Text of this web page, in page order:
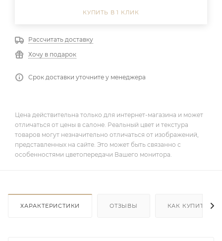
КУПИТЬ В 1 КЛИК
Рассчитать доставку
Хочу в подарок
Срок доставки уточните у менеджера
Цена действительна только для интернет-магазина и может
отличаться от цены в салоне. Реальный цвет и текстура
товаров могут незначительно отличаться от изображений,
представленных на сайте. Это может быть связанно с
особенностями цветопередачи Вашего монитора.
ХАРАКТЕРИСТИКИ ОТЗЫВЫ КАК КУПИТЬ